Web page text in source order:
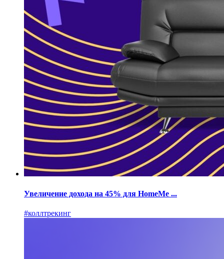
Увеличение дохода на 45% для HomeMe ...
#коллтрекинг